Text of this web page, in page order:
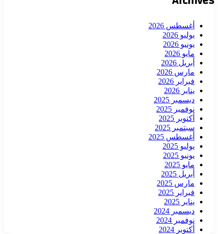
أغسطس 2026
يوليو 2026
يونيو 2026
مايو 2026
أبريل 2026
مارس 2026
فبراير 2026
يناير 2026
ديسمبر 2025
نوفمبر 2025
أكتوبر 2025
سبتمبر 2025
أغسطس 2025
يوليو 2025
يونيو 2025
مايو 2025
أبريل 2025
مارس 2025
فبراير 2025
يناير 2025
ديسمبر 2024
نوفمبر 2024
أكتوبر 2024